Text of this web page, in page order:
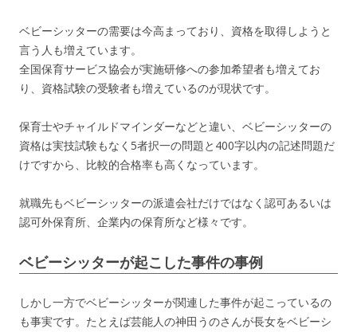
ベビーシッターの需要は今高まっており、資格を取得しようと
言う人も増えています。
全国保育サービス協会が実施研修への参加希望者も増えてお
り、資格試験の受験者も増えているのが現状です。
保育士やチャイルドマインダーなどと違い、ベビーシッターの
資格は実技試験もなく5者択一の問題と400字以内の記述問題だ
けですから、比較的合格率も高くなっています。
就職先もベビーシッターの派遣会社だけではなく認可あるいは
認可外保育所、企業内の保育所など様々です。
ベビーシッターが起こした事件の事例
しかし一方でベビーシッターが関連した事件が起こっているの
も事実です。たとえば芸能人の神田うのさんが長女をベビーシ